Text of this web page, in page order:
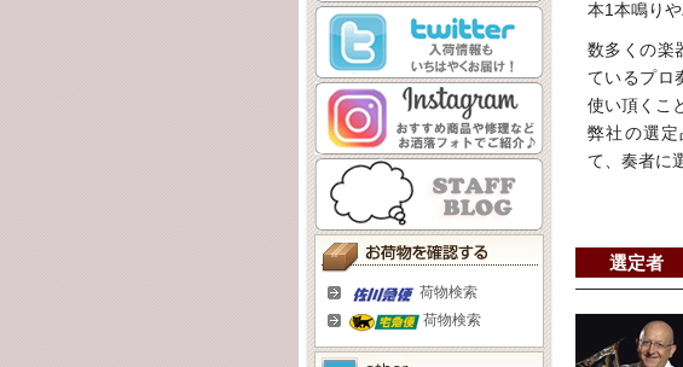
荷物検索
荷物検索
本1本鳴り
数多くの楽
ているプロ
使い頂くこ
弊社の選
て、奏者に
選定者